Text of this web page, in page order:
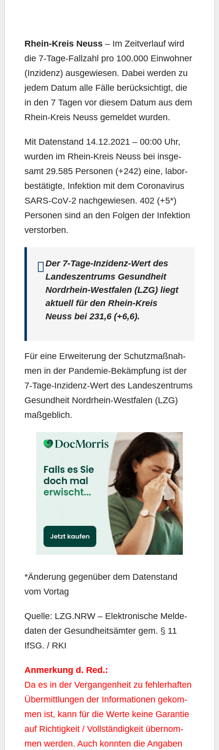
Rhein-Kreis Neuss – Im Zeit­ver­lauf wird
die 7‑Ta­ge-Fall­zahl pro 100.000 Ein­woh­ner
(Inzi­denz) aus­ge­wie­sen. Dabei wer­den zu
jedem Datum alle Fäl­le berück­sich­tigt, die
in den 7 Tagen vor die­sem Datum aus dem
Rhein-Kreis Neuss gemel­det wurden.
Mit Daten­stand 14.12.2021 – 00:00 Uhr,
wur­den im Rhein-Kreis Neuss bei ins­ge­
samt 29.585 Per­so­nen (+242) eine, labor­
be­stä­tig­te, Infek­ti­on mit dem Coro­na­vi­rus
SARS-CoV‑2 nach­ge­wie­sen. 402 (+5*)
Per­so­nen sind an den Fol­gen der Infek­ti­on
verstorben.
Der 7‑Ta­ge-Inzi­denz-Wert des
Lan­des­zen­trums Gesund­heit
Nord­rhein-West­fa­len (LZG) liegt
aktu­ell für den Rhein-Kreis
Neuss bei231,6 (+6,6).
Für eine Erwei­te­rung der Schutz­maß­nah­
men in der Pan­de­mie-Bekämp­fung ist der
7‑Ta­ge-Inzi­denz-Wert des Lan­des­zen­trums
Gesund­heit Nord­rhein-West­fa­len (LZG)
maßgeblich.
*Ände­rung gegen­über dem Daten­stand
vom Vortag
Quel­le: LZG.NRW – Elek­tro­ni­sche Mel­de­
da­ten der Gesund­heits­äm­ter gem. § 11
IfSG. / RKI
Anmer­kung d. Red.:
Da es in der Ver­gan­gen­heit zu feh­ler­haf­ten
Über­mitt­lun­gen der Infor­ma­tio­nen gekom­
men ist, kann für die Wer­te kei­ne Garan­tie
auf Rich­tig­keit / Voll­stän­dig­keit über­nom­
men wer­den. Auch konn­ten die Anga­ben